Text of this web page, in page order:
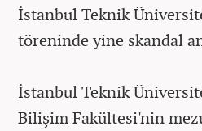
İstanbul Teknik
töreninde yine skandal
İstanbul Teknik
Bilişim Fakültesi'nin